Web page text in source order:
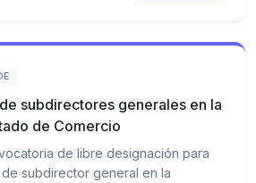
subdirectores generales en la
de Comercio
de libre designación para
subdirector general en la